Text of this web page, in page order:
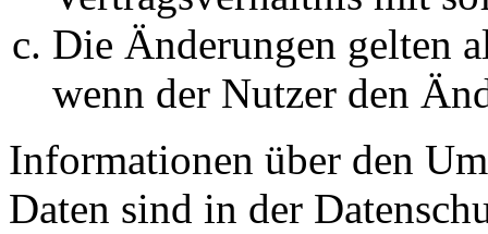
Die Änderungen gelten
wenn der Nutzer den
Informationen über den
Daten sind in der